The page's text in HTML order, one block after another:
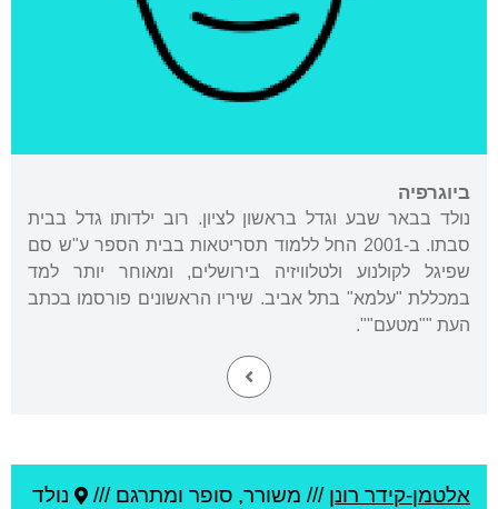
ביוגרפיה
נולד בבאר שבע וגדל בראשון לציון. רוב ילדותו גדל בבית
סבתו. ב-2001 החל ללמוד תסריטאות בבית הספר ע"ש סם
שפיגל לקולנוע ולטלוויזיה בירושלים, ומאוחר יותר למד
במכללת "עלמא" בתל אביב. שיריו הראשונים פורסמו בכתב
העת ""מטעם"".
אלטמן-קידר רונן /// משורר, סופר ומתרגם ///
נולד